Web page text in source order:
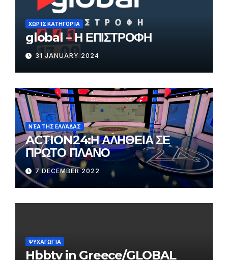
ΧΩΡΊΣ ΚΑΤΗΓΟΡΊΑ
global – Η ΕΠΙΣΤΡΟΦΗ
31 JANUARY 2024
ΝΈΑ ΤΗΣ ΕΛΛΆΔΑΣ
ACTION24:Η ΑΛΗΘΕΙΑ ΣΕ
ΠΡΩΤΟ ΠΛΑΝΟ
7 DECEMBER 2022
ΨΥΧΑΓΩΓΊΑ
Hbbtv in Greece/GLOBAL